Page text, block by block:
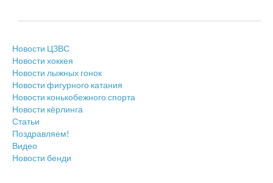
Новости ЦЗВС
Новости хоккея
Новости лыжных гонок
Новости фигурного катания
Новости конькобежного спорта
Новости кёрлинга
Статьи
Поздравляем!
Видео
Новости бенди